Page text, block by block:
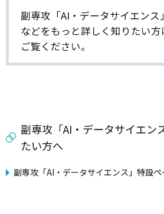
副専攻「AI・データサイエン
などをもっと詳しく知りたい方
ご覧ください。
副専攻「AI・データサイエン
たい方へ
副専攻「AI・データサイエンス」特設ペ